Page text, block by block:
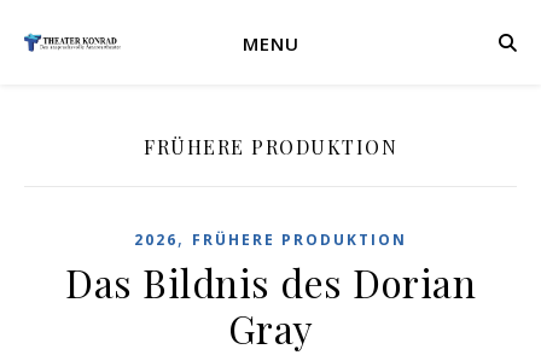
MENU
FRÜHERE PRODUKTION
2026, FRÜHERE PRODUKTION
Das Bildnis des Dorian
Gray